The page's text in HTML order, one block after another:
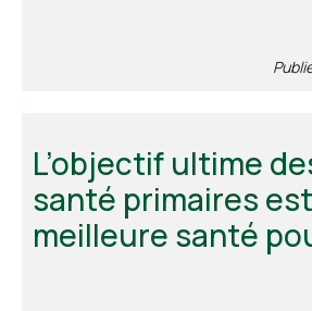
L’objectif ultime
santé primaires
meilleure santé